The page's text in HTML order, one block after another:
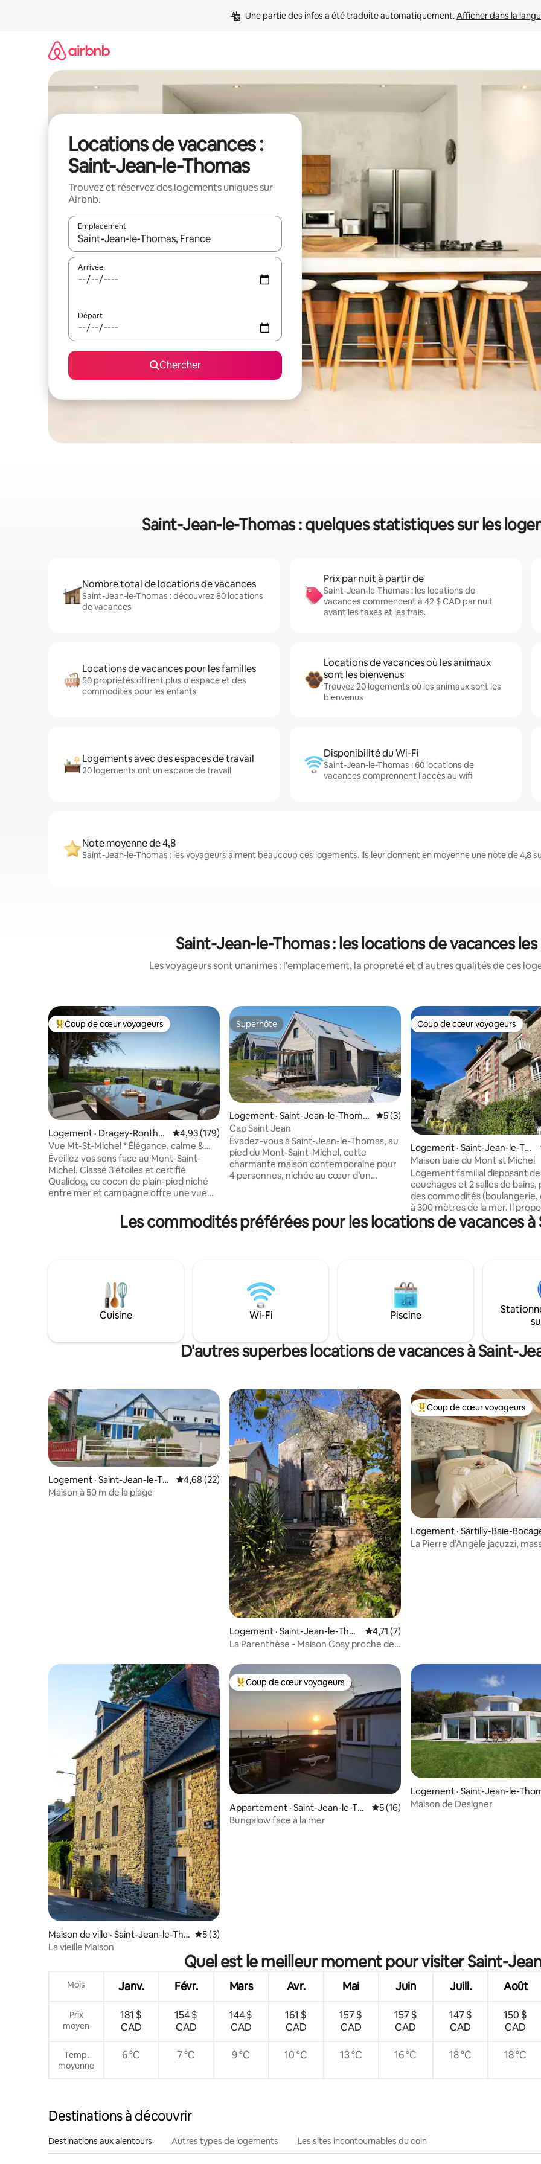
Une partie des infos a été traduite automatiquement. Afficher dans la
Locations de vacances :
Saint-Jean-le-Thomas
Trouvez et réservez des logements uniques sur
Airbnb.
Emplacement
Quand les résultats sont affichés, parcourez-les en utilisant les flèches vers le haut et vers le bas, ou en appuyant
Arrivée
Départ
Chercher
Saint-Jean-le-Thomas : quelques statistiques sur les
Nombre total de locations de vacances
Saint-Jean-le-Thomas : découvrez 80 locations
de vacances
Prix par nuit à partir de
Saint-Jean-le-Thomas : les locations de
vacances commencent à 42 $ CAD par nuit
avant les taxes et les frais.
Locations de vacances pour les familles
50 propriétés offrent plus d'espace et des
commodités pour les enfants
Locations de vacances où les animaux
sont les bienvenus
Trouvez 20 logements où les animaux sont les
bienvenus
Logements avec des espaces de travail
20 logements ont un espace de travail
Disponibilité du Wi-Fi
Saint-Jean-le-Thomas : 60 locations de
vacances comprennent l'accès au wifi
Note moyenne de 4,8
Saint-Jean-le-Thomas : les voyageurs aiment beaucoup ces logements. Ils leur donnent en moyenne une note de 4,8
Saint-Jean-le-Thomas : les locations de vacances
Les voyageurs sont unanimes : l'emplacement, la propreté et d'autres qualités de ces
Coup de cœur voyageurs parmi les plus aimés
Coup de cœur voyageurs
Logement · Dragey-Rontho
n
Note moyenne de 4,93 sur 5, 179 commentaires
4,93 (179)
Vue Mt-St-Michel * Élégance, calme &
baby-foot
Éveillez vos sens face au Mont-Saint-
Michel. Classé 3 étoiles et certifié
Qualidog, ce cocon de plain-pied niché
entre mer et campagne offre une vue
: 2 chambres douillettes, cuisine équipée,
salon avec poêle à bois et canapé-lit. La
inoubliables - le tout accessible aussi à
votre compagnon à poil.
Superhôte
Superhôte
Logement · Saint-Jean-le-Thoma
s
Note moyenne de 5 sur 5, 3
5 (3)
Cap Saint Jean
Évadez-vous à Saint-Jean-le-Thomas, au
pied du Mont-Saint-Michel, cette
charmante maison contemporaine pour
4 personnes, nichée au cœur d’un
rythme des marées et des balades sur
les sentiers côtiers. Son séjour lumineux
paysage d’exception.
Coup de cœur voyageurs
Coup de cœur voyageurs
Logement · Saint-Jean-le-Th
omas
Maison baie du Mont st Michel
Logement familial disposant de
couchages et 2 salles de bains,
des commodités (boulangerie,
à 300 mètres de la mer. Il propose des
chambres avec Vue mer - baie
st Michel (balcon) et une terre
pédestres (chemin des
Mont Saint Michel) sinon
promenade dans les dunes de
Thomas.
Les commodités préférées pour les locations de vacances
Cuisine Wi-Fi Piscine
D'autres superbes locations de vacances à Saint-
Logement · Saint-Jean-le-Th
omas
Note moyenne de 4,68 sur 5, 22 commentaires
4,68 (22)
Maison à 50 m de la plage
Logement · Saint-Jean-le-Tho
mas
Note moyenne de 4,71 sur 5, 7
4,71 (7)
La Parenthèse - Maison Cosy proche de
Coup de cœur voyageurs
Coup de cœur voyageurs
Logement · Sartilly-Baie-
La Pierre d’Angèle jacuzzi,
Maison de ville · Saint-Jean-le-Tho
mas
Note moyenne de 5 sur 5, 3 commentaires
5 (3)
La vieille Maison
Coup de cœur voyageurs parmi les plus aimés
Coup de cœur voyageurs
Appartement · Saint-Jean-le-Th
omas
Note moyenne de 5 sur 5, 16
5 (16)
Bungalow face à la mer
Logement · Saint-Jean-le-
s
Maison de Designer
Quel est le meilleur moment pour visiter Saint-
Mois Janv. Févr. Mars Avr. Mai Juin Juill. Août
Prix
moyen
181 $
CAD
154 $
CAD
144 $
CAD
161 $
CAD
157 $
CAD
157 $
CAD
147 $
CAD
150 $
CAD
Temp.
moyenne
6 °C 7 °C 9 °C 10 °C 13 °C 16 °C 18 °C 18 °C
Destinations à découvrir
Destinations aux alentours Autres types de logements Les sites incontournables du coin